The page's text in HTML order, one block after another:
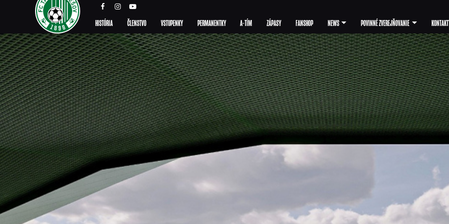
HISTÓRIA ČLENSTVO VSTUPENKY PERMANENTKY A-TÍM ZÁPASY FANSHOP NEWS POVINNÉ ZVEREJŇOVANIE